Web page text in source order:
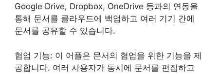
Google Drive, Dropbox, OneDrive 등과의 연동을
통해 문서를 클라우드에 백업하고 여러 기기 간에
문서를 공유할 수 있습니다.
협업 기능: 이 어플은 문서의 협업을 위한 기능을 제
공합니다. 여러 사용자가 동시에 문서를 편집하고